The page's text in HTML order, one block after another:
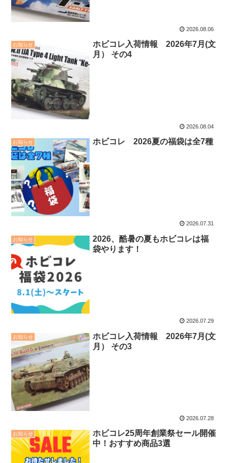
2026.08.06
お知らせ
ホビコレ入荷情報 2026年7月(文
月） その4
2026.08.04
お知らせ ホビコレ 2026夏の福袋は全7種
2026.07.31
お知らせ
2026、酷暑の夏もホビコレは福
袋やります！
2026.07.29
お知らせ
ホビコレ入荷情報 2026年7月(文
月） その3
2026.07.28
お知らせ
ホビコレ25周年創業祭セール開催
中！おすすめ商品3選